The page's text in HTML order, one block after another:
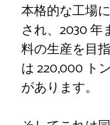
本格的な工場
され、2030
料の生産を目
は 220,000 ト
があります。